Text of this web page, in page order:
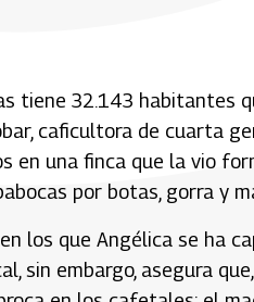
tiene 32.143 habitantes
caficultora de cuarta
en una finca que la vio
por botas, gorra y
los que Angélica se ha
sin embargo, asegura